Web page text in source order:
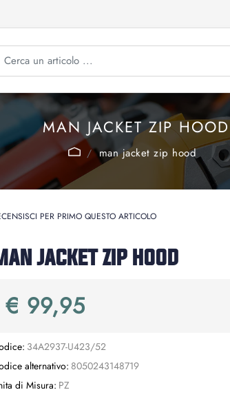
MAN JACKET ZIP HOOD
man jacket zip hood
PER PRIMO QUESTO ARTICOLO
JACKET ZIP HOOD
€ 99,95
34A2937-U423/52
alternativo: 8050243148719
di Misura: PZ